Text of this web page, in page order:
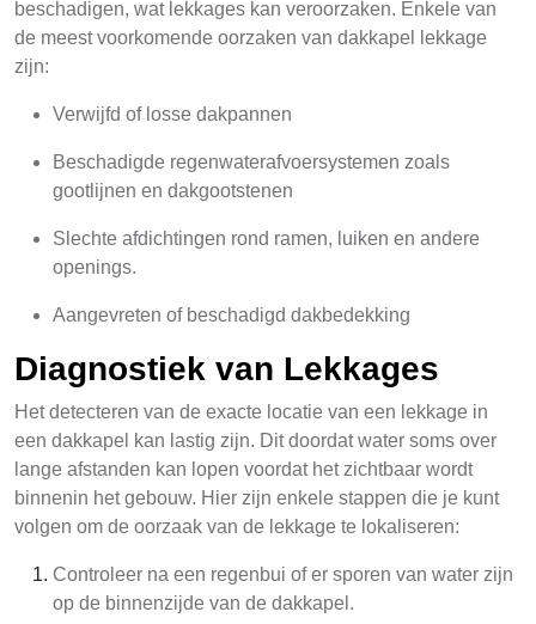
beschadigen, wat lekkages kan veroorzaken. Enkele van
de meest voorkomende oorzaken van dakkapel lekkage
zijn:
Verwijfd of losse dakpannen
Beschadigde regenwaterafvoersystemen zoals
gootlijnen en dakgootstenen
Slechte afdichtingen rond ramen, luiken en andere
openings.
Aangevreten of beschadigd dakbedekking
Diagnostiek van Lekkages
Het detecteren van de exacte locatie van een lekkage in
een dakkapel kan lastig zijn. Dit doordat water soms over
lange afstanden kan lopen voordat het zichtbaar wordt
binnenin het gebouw. Hier zijn enkele stappen die je kunt
volgen om de oorzaak van de lekkage te lokaliseren:
Controleer na een regenbui of er sporen van water zijn
op de binnenzijde van de dakkapel.